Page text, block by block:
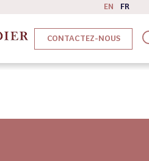
EN FR
CONTACTEZ-NOUS